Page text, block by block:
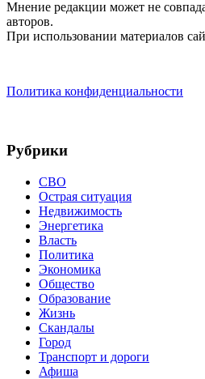
Мнение редакции может не
авторов.
При использовании материалов
Политика конфиденциальности
Рубрики
СВО
Острая ситуация
Недвижимость
Энергетика
Власть
Политика
Экономика
Общество
Образование
Жизнь
Скандалы
Город
Транспорт и дороги
Афиша